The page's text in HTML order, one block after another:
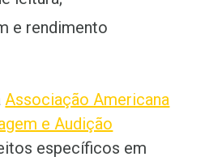
e rendimento
Associação Americana
e Audição
específicos em